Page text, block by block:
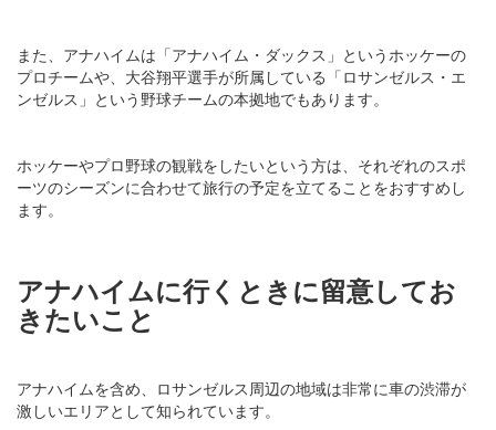
また、アナハイムは「アナハイム・ダックス」というホッケーの
プロチームや、大谷翔平選手が所属している「ロサンゼルス・エ
ンゼルス」という野球チームの本拠地でもあります。
ホッケーやプロ野球の観戦をしたいという方は、それぞれのスポ
ーツのシーズンに合わせて旅行の予定を立てることをおすすめし
ます。
アナハイムに行くときに留意してお
きたいこと
アナハイムを含め、ロサンゼルス周辺の地域は非常に車の渋滞が
激しいエリアとして知られています。